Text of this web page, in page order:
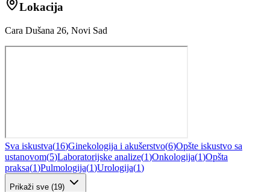
Lokacija
Cara Dušana 26, Novi Sad
Sva iskustva(16)Ginekologija i akušerstvo(6)Opšte iskustvo sa
ustanovom(5)Laboratorijske analize(1)Onkologija(1)Opšta
praksa(1)Pulmologija(1)Urologija(1)
Prikaži sve (19)